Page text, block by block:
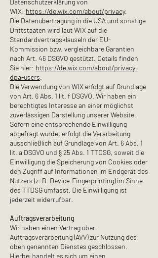
Datenschutzerklärung von
WIX: https://de.wix.com/about/privacy.
Die Datenübertragung in die USA und sonstige
Drittstaaten wird laut WIX auf die
Standardvertragsklauseln der EU-
Kommission bzw. vergleichbare Garantien
nach Art. 46 DSGVO gestützt. Details finden
Sie hier: https://de.wix.com/about/privacy-
dpa-users
Die Verwendung von WIX erfolgt auf Grundlage
von Art. 6 Abs. 1 lit. f DSGVO. Wir haben ein
berechtigtes Interesse an einer möglichst
zuverlässigen Darstellung unserer Website.
Sofern eine entsprechende Einwilligung
abgefragt wurde, erfolgt die Verarbeitung
ausschließlich auf Grundlage von Art. 6 Abs. 1
lit. a DSGVO und § 25 Abs. 1 TTDSG, soweit die
Einwilligung die Speicherung von Cookies oder
den Zugriff auf Informationen im Endgerät des
Nutzers (z. B. Device-Fingerprinting) im Sinne
des TTDSG umfasst. Die Einwilligung ist
jederzeit widerrufbar.
Auftragsverarbeitung
Wir haben einen Vertrag über
Auftragsverarbeitung (AVV) zur Nutzung des
oben genannten Dienstes geschlossen.
Hierbei handelt es sich um einen